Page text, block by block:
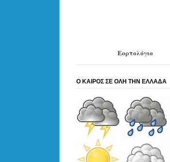
Εορτολόγιο
Ο ΚΑΙΡΟΣ ΣΕ ΟΛΗ ΤΗΝ ΕΛΛΑΔΑ